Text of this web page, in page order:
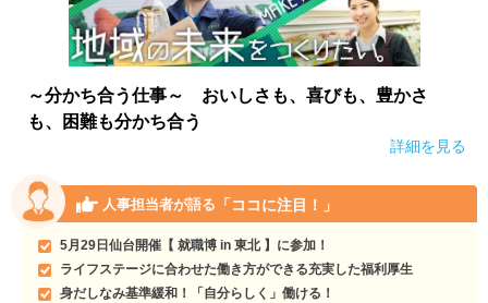
～分かち合う仕事～ おいしさも、喜びも、豊かさ
も、困難も分かち合う
詳細を見る
人事担当者が語る 「ココに注目！」
5月29日仙台開催【 就職博 in 東北 】に参加！
ライフステージに合わせた働き方ができる充実した福利厚生
身だしなみ基準緩和！「自分らしく」働ける！